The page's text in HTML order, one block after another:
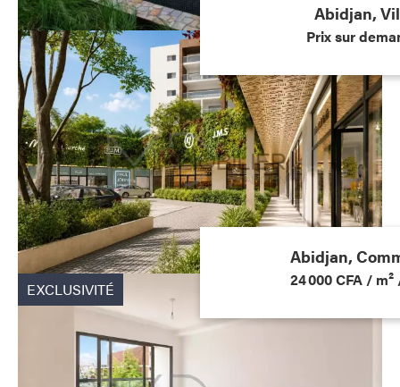
Abidjan,
Prix sur
Abidjan,
24 000 CFA /
EXCLUSIVITÉ